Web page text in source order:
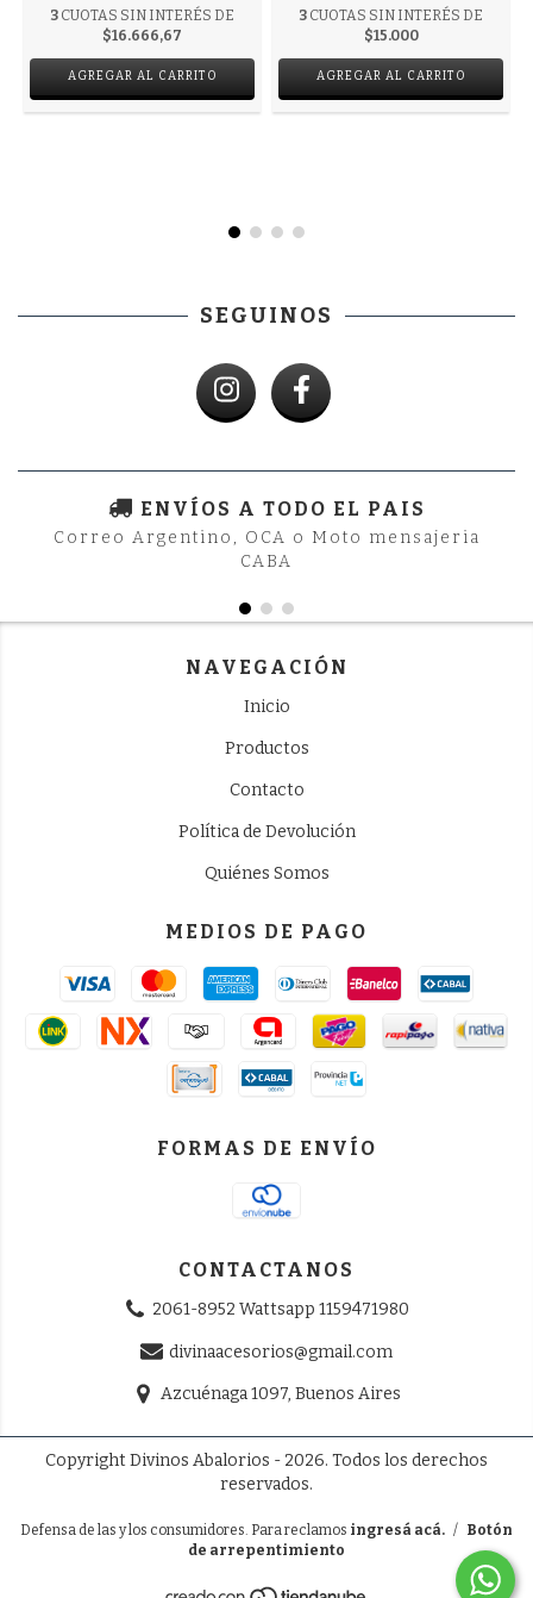
3 CUOTAS SIN INTERÉS DE
$16.666,67
AGREGAR AL CARRITO
3 CUOTAS SIN INTERÉS DE
$15.000
AGREGAR AL CARRITO
SEGUINOS
ENVÍOS A TODO EL PAIS
Correo Argentino, OCA o Moto mensajeria
CABA
NAVEGACIÓN
Inicio
Productos
Contacto
Política de Devolución
Quiénes Somos
MEDIOS DE PAGO
FORMAS DE ENVÍO
CONTACTANOS
2061-8952 Wattsapp 1159471980
divinaacesorios@gmail.com
Azcuénaga 1097, Buenos Aires
Copyright Divinos Abalorios - 2026. Todos los derechos
reservados.
Defensa de las y los consumidores. Para reclamos ingresá acá. / Botón
de arrepentimiento